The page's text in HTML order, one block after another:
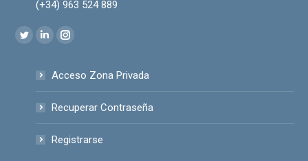
(+34) 963 524 889
Encuéntranos en:
Twitter
opens
new
Linkedin
opens
new
Instagram
opens
new
Acceso Zona Privada
Recuperar Contraseña
Registrarse